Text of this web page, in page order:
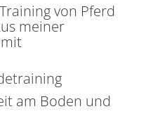
von Pferd
meiner
am Boden und